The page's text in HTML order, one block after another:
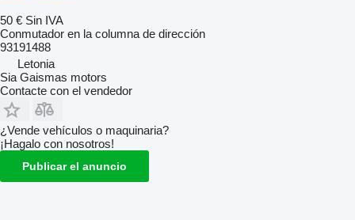
50 € Sin IVA
Conmutador en la columna de dirección
93191488
Letonia
Sia Gaismas motors
Contacte con el vendedor
¿Vende vehículos o maquinaria?
¡Hagalo con nosotros!
Publicar el anuncio